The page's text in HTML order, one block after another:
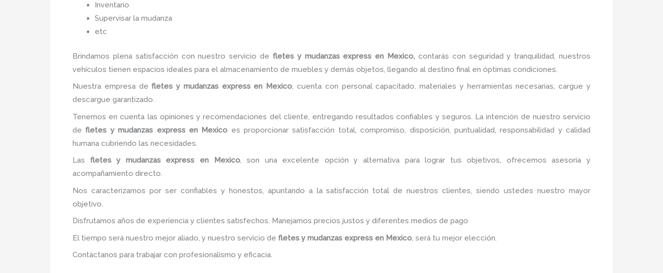
Inventario
Supervisar la mudanza
etc
Brindamos plena satisfacción con nuestro servicio de fletes y mudanzas express en Mexico, contarás con seguridad y tranquilidad, nuestros
vehículos tienen espacios ideales para el almacenamiento de muebles y demás objetos, llegando al destino final en óptimas condiciones.
Nuestra empresa defletes y mudanzas express en Mexico, cuenta con personal capacitado, materiales y herramientas necesarias, cargue y
descargue garantizado.
Tenemos en cuenta las opiniones y recomendaciones del cliente, entregando resultados confiables y seguros. La intención de nuestro servicio
de fletes y mudanzas express en Mexico es proporcionar satisfacción total, compromiso, disposición, puntualidad, responsabilidad y calidad
humana cubriendo las necesidades.
Las fletes y mudanzas express en Mexico, son una excelente opción y alternativa para lograr tus objetivos, ofrecemos asesoría y
acompañamiento directo.
Nos caracterizamos por ser confiables y honestos, apuntando a la satisfacción total de nuestros clientes, siendo ustedes nuestro mayor
objetivo.
Disfrutamos años de experiencia y clientes satisfechos. Manejamos precios justos y diferentes medios de pago
El tiempo será nuestro mejor aliado, y nuestro servicio de fletes y mudanzas express en Mexico , será tu mejor elección.
Contáctanos para trabajar con profesionalismo y eficacia.